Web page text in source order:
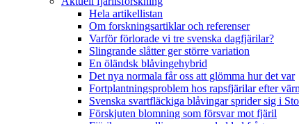
Hela artikellistan
Om forskningsartiklar och referenser
Varför förlorade vi tre svenska dagfjärilar?
Slingrande slåtter ger större variation
En öländsk blåvingehybrid
Det nya normala får oss att glömma hur det var
Fortplantningsproblem hos rapsfjärilar efter
Svenska svartfläckiga blåvingar sprider sig i
Förskjuten blomning som försvar mot fjäril